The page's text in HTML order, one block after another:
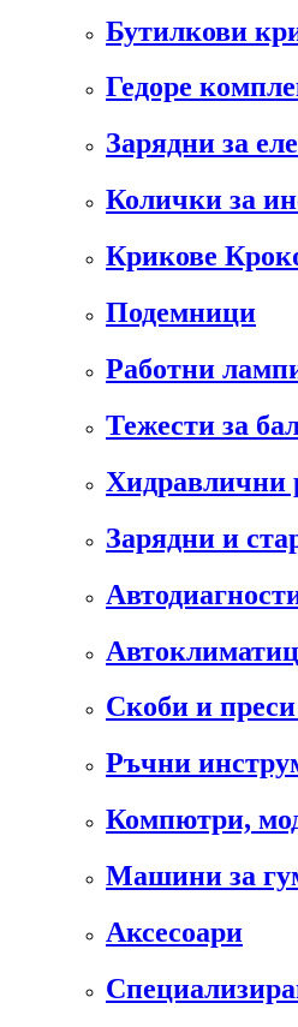
Бутилкови
Гедоре
Зарядни за
Колички за
Крикове
Подемници
Работни
Тежести за
Хидравлични
Зарядни и
Скоби и преси
Ръчни
Компютри,
Машини за
Аксесоари